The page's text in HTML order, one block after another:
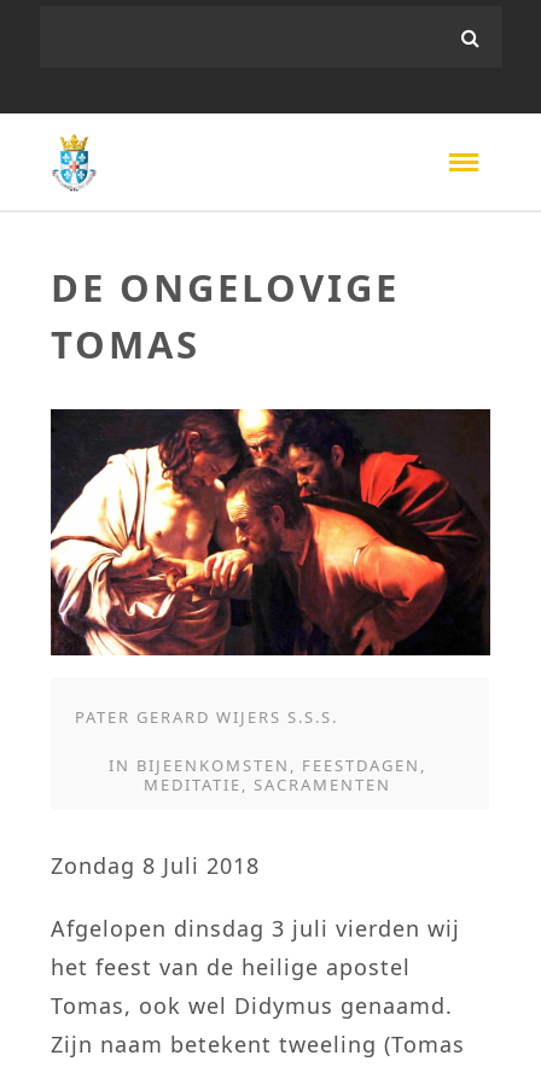
DE ONGELOVIGE
TOMAS
PATER GERARD WIJERS S.S.S.
IN BIJEENKOMSTEN , FEESTDAGEN ,
MEDITATIE, SACRAMENTEN
Zondag 8 Juli 2018
Afgelopen dinsdag 3 juli vierden wij
het feest van de heilige apostel
Tomas, ook wel Didymus genaamd.
Zijn naam betekent tweeling (Tomas